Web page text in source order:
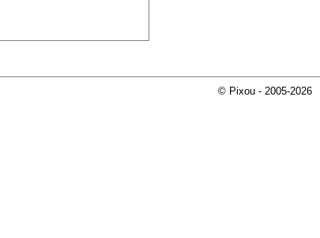
© Pixou - 2005-2026